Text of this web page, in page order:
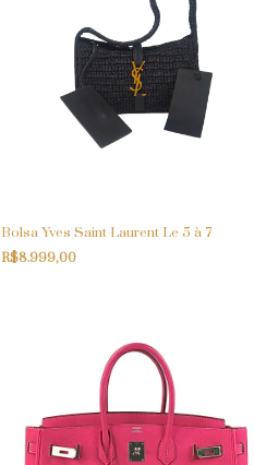
Bolsa Yves Saint Laurent Le 5 à 7
R$8.999,00